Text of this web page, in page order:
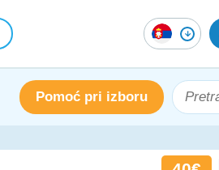
Pomoć pri izboru